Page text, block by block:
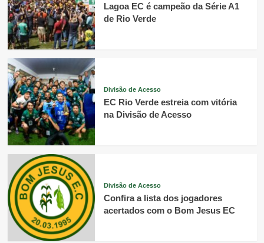
Lagoa EC é campeão da Série A1
de Rio Verde
Divisão de Acesso
EC Rio Verde estreia com vitória
na Divisão de Acesso
Divisão de Acesso
Confira a lista dos jogadores
acertados com o Bom Jesus EC